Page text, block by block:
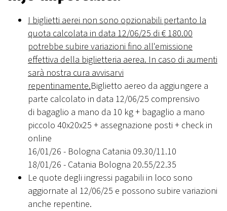
I biglietti aerei non sono opzionabili pertanto la
quota calcolata in data 12/06/25 di € 180.00
potrebbe subire variazioni fino all'emissione
effettiva della biglietteria aerea. In caso di aumenti
sarà nostra cura avvisarvi
repentinamente.Biglietto aereo da aggiungere a
parte calcolato in data 12/06/25 comprensivo
di bagaglio a mano da 10 kg + bagaglio a mano
piccolo 40x20x25 + assegnazione posti + check in
online
16/01/26 - Bologna Catania 09.30/11.10
18/01/26 - Catania Bologna 20.55/22.35
Le quote degli ingressi pagabili in loco sono
aggiornate al 12/06/25 e possono subire variazioni
anche repentine.